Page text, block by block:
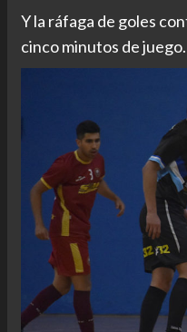
Y la ráfaga de goles
cinco minutos de juego.